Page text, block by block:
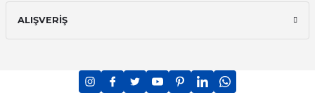
PCI-DSS Ödeme Güvenliği
ALIŞVERİŞ